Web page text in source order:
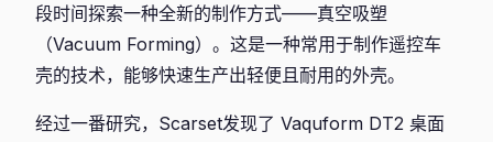
段时间探索一种全新的制作方式——真空吸塑
（Vacuum Forming）。这是一种常用于制作遥控车
壳的技术，能够快速生产出轻便且耐用的外壳。
经过一番研究，Scarset发现了 Vaquform DT2 桌面